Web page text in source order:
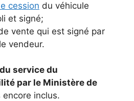
cession du véhicule
et signé;
vente qui est signé par
vendeur.
service du
par le Ministère de
encore inclus.